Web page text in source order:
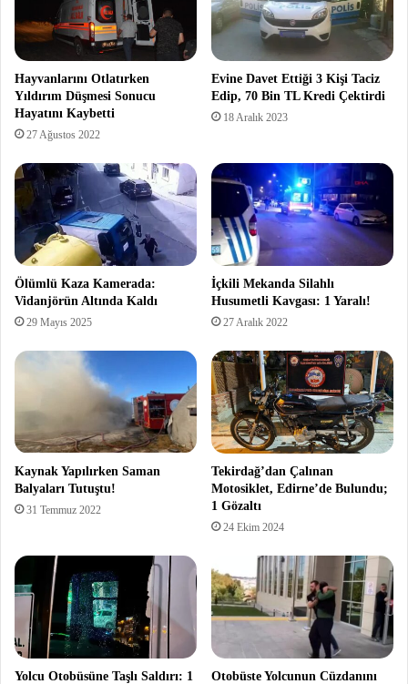
Hayvanlarını Otlatırken
Yıldırım Düşmesi Sonucu
Hayatını Kaybetti
27 Ağustos 2022
Evine Davet Ettiği 3 Kişi Taciz
Edip, 70 Bin TL Kredi Çektirdi
18 Aralık 2023
Ölümlü Kaza Kamerada:
Vidanjörün Altında Kaldı
29 Mayıs 2025
İçkili Mekanda Silahlı
Husumetli Kavgası: 1 Yaralı!
27 Aralık 2022
Kaynak Yapılırken Saman
Balyaları Tutuştu!
31 Temmuz 2022
Tekirdağ’dan Çalınan
Motosiklet, Edirne’de Bulundu;
1 Gözaltı
24 Ekim 2024
Yolcu Otobüsüne Taşlı Saldırı: 1
Otobüste Yolcunun Cüzdanını